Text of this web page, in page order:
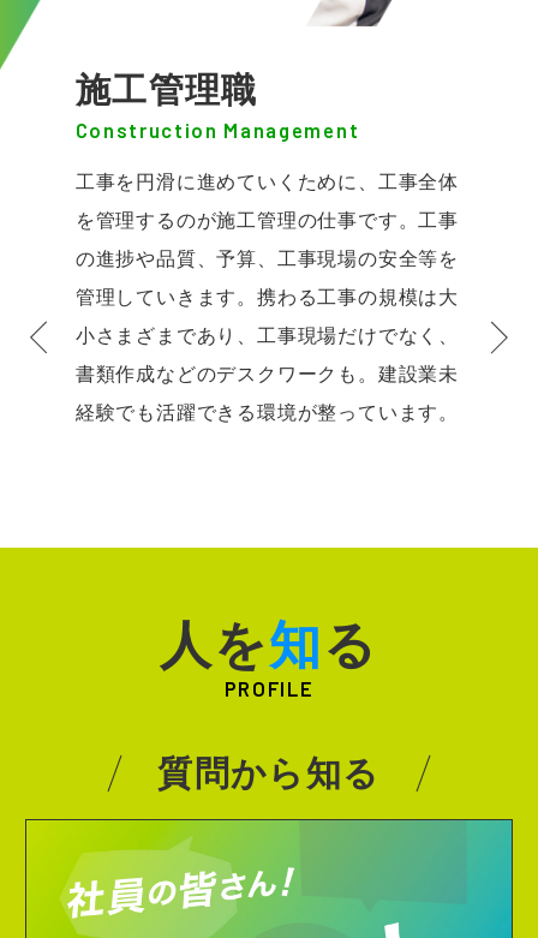
施工管理職
Construction Management
工事を円滑に進めていくために、工事全体
を管理するのが施工管理の仕事です。工事
の進捗や品質、予算、工事現場の安全等を
管理していきます。携わる工事の規模は大
小さまざまであり、工事現場だけでなく、
書類作成などのデスクワークも。建設業未
経験でも活躍できる環境が整っています。
BACK NEXT
人を知る
PROFILE
質問から知る